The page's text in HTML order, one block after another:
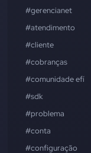
#gerencianet
#atendimento
#cliente
#cobranças
#comunidade efí
#sdk
#problema
#conta
#configuração